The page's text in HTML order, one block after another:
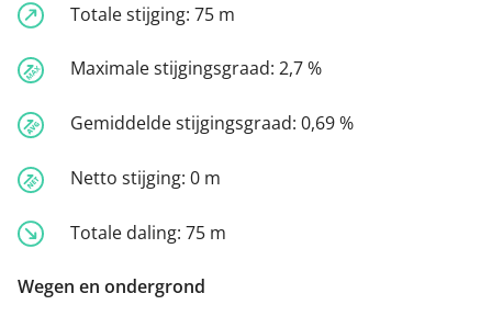
Totale stijging: 75 m
Maximale stijgingsgraad: 2,7 %
Gemiddelde stijgingsgraad: 0,69 %
Netto stijging: 0 m
Totale daling: 75 m
Wegen en ondergrond